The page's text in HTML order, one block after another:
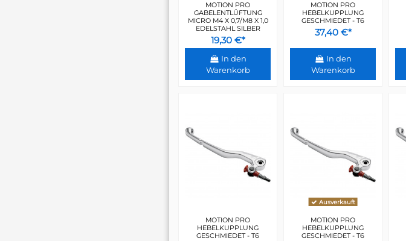
MOTION PRO
GABELENTLÜFTUNG
MICRO M4 X 0,7/M8 X 1,0
EDELSTAHL SILBER
19,30 €*
In den
Warenkorb
MOTION PRO
HEBELKUPPLUNG
GESCHMIEDET - T6
37,40 €*
In den
Warenkorb
MOTION PRO
HEBELKUPPLUNG
GESCHMIEDET - T6
Ausverkauft
MOTION PRO
HEBELKUPPLUNG
GESCHMIEDET - T6